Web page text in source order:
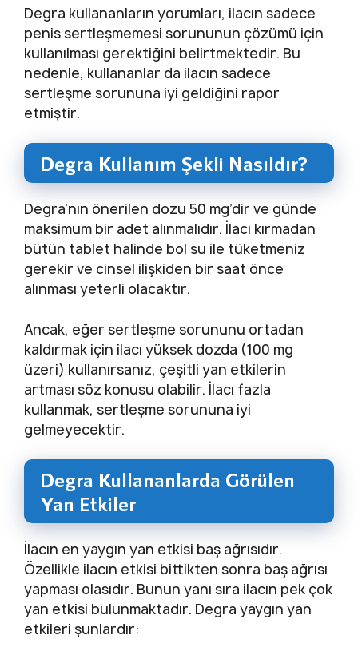
Degra kullananların yorumları, ilacın sadece
penis sertleşmemesi sorununun çözümü için
kullanılması gerektiğini belirtmektedir. Bu
nedenle, kullananlar da ilacın sadece
sertleşme sorununa iyi geldiğini rapor
etmiştir.
Degra Kullanım Şekli Nasıldır?
Degra’nın önerilen dozu 50 mg’dir ve günde
maksimum bir adet alınmalıdır. İlacı kırmadan
bütün tablet halinde bol su ile tüketmeniz
gerekir ve cinsel ilişkiden bir saat önce
alınması yeterli olacaktır.
Ancak, eğer sertleşme sorununu ortadan
kaldırmak için ilacı yüksek dozda (100 mg
üzeri) kullanırsanız, çeşitli yan etkilerin
artması söz konusu olabilir. İlacı fazla
kullanmak, sertleşme sorununa iyi
gelmeyecektir.
Degra Kullananlarda Görülen
Yan Etkiler
İlacın en yaygın yan etkisi baş ağrısıdır.
Özellikle ilacın etkisi bittikten sonra baş ağrısı
yapması olasıdır. Bunun yanı sıra ilacın pek çok
yan etkisi bulunmaktadır. Degra yaygın yan
etkileri şunlardır: